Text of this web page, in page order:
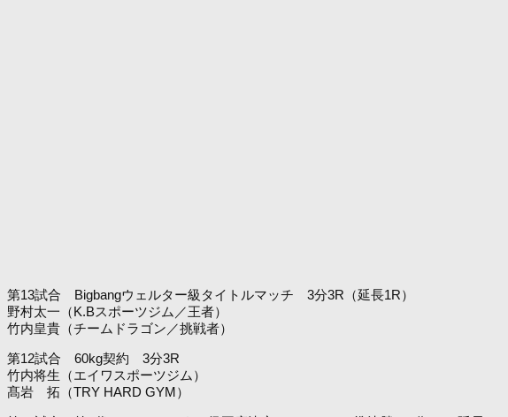
第13試合 Bigbangウェルター級タイトルマッチ 3分3R（延長1R）
野村太一（K.Bスポーツジム／王者）
竹内皇貴（チームドラゴン／挑戦者）
第12試合 60kg契約 3分3R
竹内将生（エイワスポーツジム）
髙岩 拓（TRY HARD GYM）